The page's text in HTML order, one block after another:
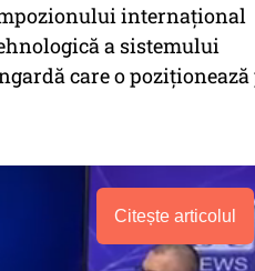
internațional
a sistemului
care o poziționează
Citește articolul